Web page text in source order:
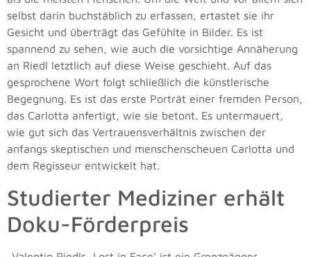
selbst darin buchstäblich zu erfassen, ertastet sie ihr
Gesicht und überträgt das Gefühlte in Bilder. Es ist
spannend zu sehen, wie auch die vorsichtige Annäherung
an Riedl letztlich auf diese Weise geschieht. Auf das
gesprochene Wort folgt schließlich die künstlerische
Begegnung. Es ist das erste Porträt einer fremden Person,
das Carlotta anfertigt, wie sie betont. Es untermauert,
wie gut sich das Vertrauensverhältnis zwischen der
anfangs skeptischen und menschenscheuen Carlotta und
dem Regisseur entwickelt hat.
Studierter Mediziner erhält
Doku-Förderpreis